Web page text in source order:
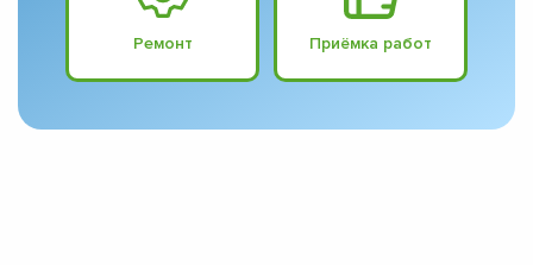
Ремонт Приёмка работ